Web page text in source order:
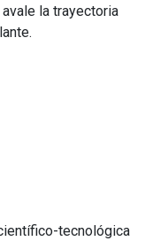
la trayectoria
tecnológica